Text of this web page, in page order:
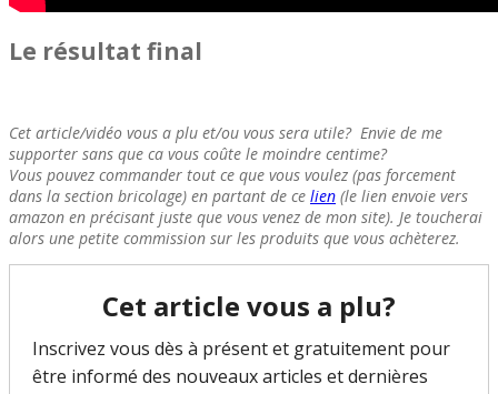
Le résultat final
Cet article/vidéo vous a plu et/ou vous sera utile? Envie de me
supporter sans que ca vous coûte le moindre centime?
Vous pouvez commander tout ce que vous voulez (pas forcement
dans la section bricolage) en partant de ce lien (le lien envoie vers
amazon en précisant juste que vous venez de mon site). Je toucherai
alors une petite commission sur les produits que vous achèterez.